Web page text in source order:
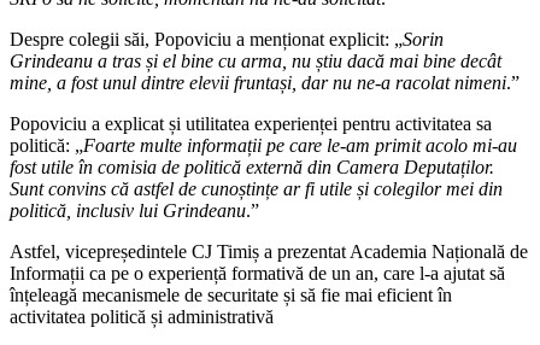
Despre colegii săi, Popoviciu a menționat explicit: „Sorin
Grindeanu a tras și el bine cu arma, nu știu dacă mai bine decât
mine, a fost unul dintre elevii fruntași, dar nu ne-a racolat nimeni.”
Popoviciu a explicat și utilitatea experienței pentru activitatea sa
politică: „Foarte multe informații pe care le-am primit acolo mi-au
fost utile în comisia de politică externă din Camera Deputaților.
Sunt convins că astfel de cunoștințe ar fi utile și colegilor mei din
politică, inclusiv lui Grindeanu.”
Astfel, vicepreședintele CJ Timiș a prezentat Academia Națională de
Informații ca pe o experiență formativă de un an, care l-a ajutat să
înțeleagă mecanismele de securitate și să fie mai eficient în
activitatea politică și administrativă